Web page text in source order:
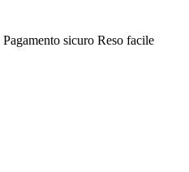
Pagamento sicuro Reso facile